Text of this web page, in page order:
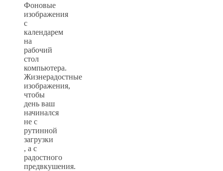
Фоновые
изображения
с
календарем
на
рабочий
стол
компьютера.
Жизнерадостные
изображения,
чтобы
день ваш
начинался
не с
рутинной
загрузки
, а с
радостного
предвкушения.